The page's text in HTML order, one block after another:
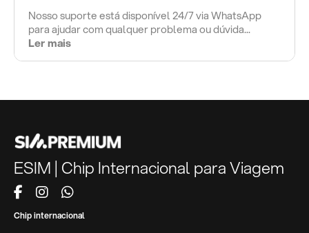
Nosso suporte está disponível 24/7 via WhatsApp
para ajudar com qualquer problema ou dúvida...
Ler mais
ESIM | Chip Internacional para Viagem
Chip internacional